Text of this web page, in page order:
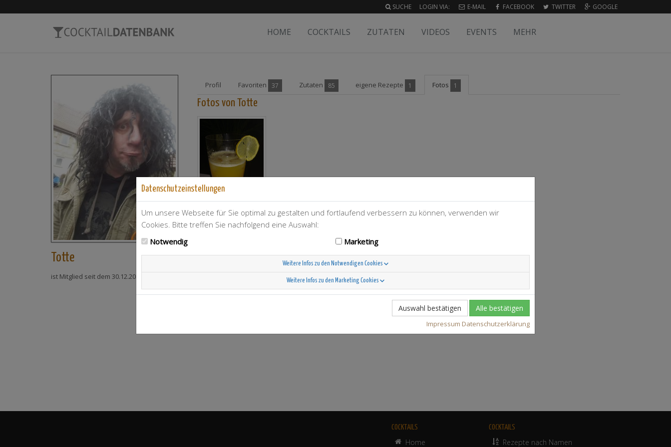
SUCHE LOGIN VIA: E-MAIL FACEBOOK TWITTER GOOGLE
HOME COCKTAILS ZUTATEN VIDEOS EVENTS MEHR
Totte
ist Mitglied seit dem 30.12.2018
Profil Favoriten 37 Zutaten 85 eigene Rezepte 1 Fotos 1
Fotos von Totte
zuBitter & Sweet
COCKTAILS
Home
COCKTAILS
Rezepte nach Namen
Datenschutzeinstellungen
Um unsere Webseite für Sie optimal zu gestalten und fortlaufend verbessern zu können, verwenden wir
Cookies. Bitte treffen Sie nachfolgend eine Auswahl:
Notwendig
Marketing
Weitere Infos zu den Notwendigen Cookies
Weitere Infos zu den Marketing Cookies
Auswahl bestätigen Alle bestätigen
Impressum Datenschutzerklärung